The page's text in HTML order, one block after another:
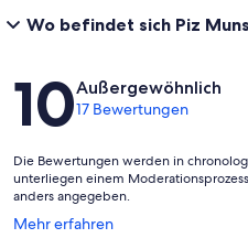
Wo befindet sich Piz
Bewertungen
10Außergewöhnlich
17 Bewertungen
Die Bewertungen werden in
unterliegen einem
anders angegeben.
Mehr erfahren
Wird